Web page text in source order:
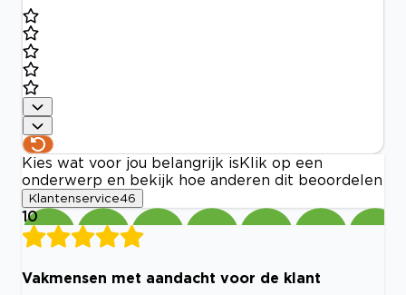
Kies wat voor jou belangrijk is Klik op een
onderwerp en bekijk hoe anderen dit beoordelen
Klantenservice46
10
Vakmensen met aandacht voor de klant